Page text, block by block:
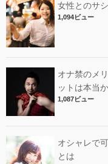
女性とのサ
1,094ビュー
オナ禁のメ
ットは本当か
1,087ビュー
オシャレで
とは